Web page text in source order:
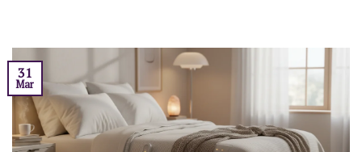
31
Mar